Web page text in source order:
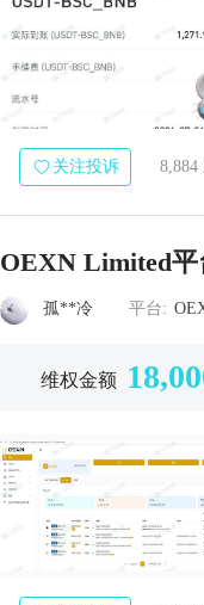
关注投诉 8,884
OEXN Limited
孤**冷 平台:
维权金额